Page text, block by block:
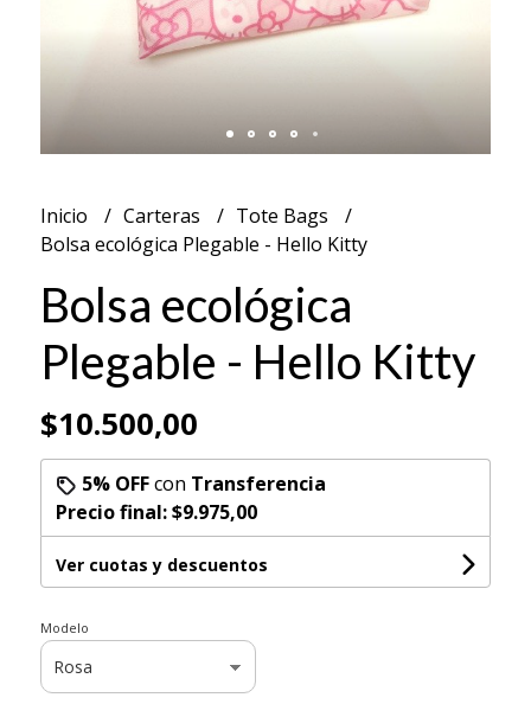
Inicio Carteras
Tote Bags
Bolsa ecológica Plegable - Hello Kitty
Bolsa ecológica
Plegable - Hello Kitty
$10.500,00
5% OFFcon Transferencia
Precio final:$9.975,00
Ver cuotas y descuentos
Modelo